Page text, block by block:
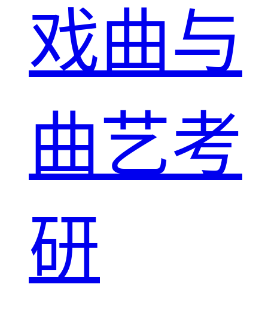
戏曲与
曲艺考
研